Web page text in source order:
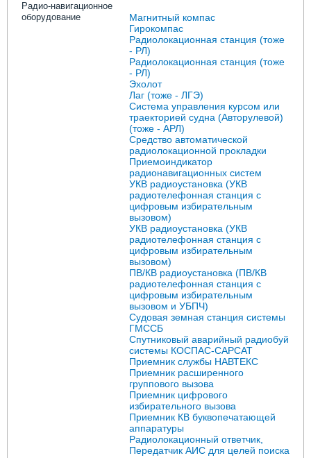
Радио-навигационное
оборудование
Магнитный компас
Гирокомпас
Радиолокационная станция (тоже
- РЛ)
Радиолокационная станция (тоже
- РЛ)
Эхолот
Лаг (тоже - ЛГЭ)
Система управления курсом или
траекторией судна (Авторулевой)
(тоже - АРЛ)
Средство автоматической
радиолокационной прокладки
Приемоиндикатор
радионавигационных систем
УКВ радиоустановка (УКВ
радиотелефонная станция с
цифровым избирательным
вызовом)
УКВ радиоустановка (УКВ
радиотелефонная станция с
цифровым избирательным
вызовом)
ПВ/КВ радиоустановка (ПВ/КВ
радиотелефонная станция с
цифровым избирательным
вызовом и УБПЧ)
Судовая земная станция системы
ГМССБ
Спутниковый аварийный радиобуй
системы КОСПАС-САРСАТ
Приемник службы НАВТЕКС
Приемник расширенного
группового вызова
Приемник цифрового
избирательного вызова
Приемник КВ буквопечатающей
аппаратуры
Радиолокационный ответчик,
Передатчик АИС для целей поиска